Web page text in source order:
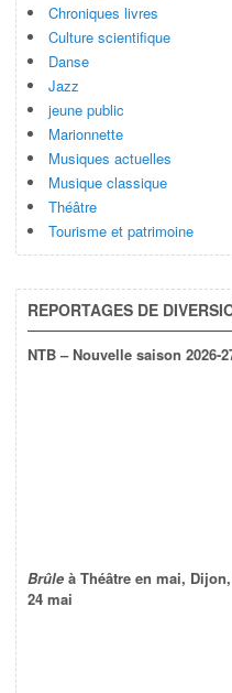
Chroniques livres
Culture scientifique
Danse
Jazz
jeune public
Marionnette
Musiques actuelles
Musique classique
Théâtre
Tourisme et patrimoine
REPORTAGES DE
NTB – Nouvelle saison 2026-
Brûle à Théâtre en mai,
24 mai